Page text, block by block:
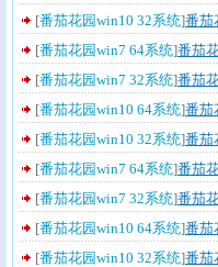
[番茄花园win10 32系统]番茄
[番茄花园win7 64系统]番茄
[番茄花园win7 32系统]番茄
[番茄花园win10 64系统]番茄
[番茄花园win10 32系统]番茄
[番茄花园win7 64系统]番茄
[番茄花园win7 32系统]番茄
[番茄花园win10 64系统]番茄
[番茄花园win10 32系统]番茄